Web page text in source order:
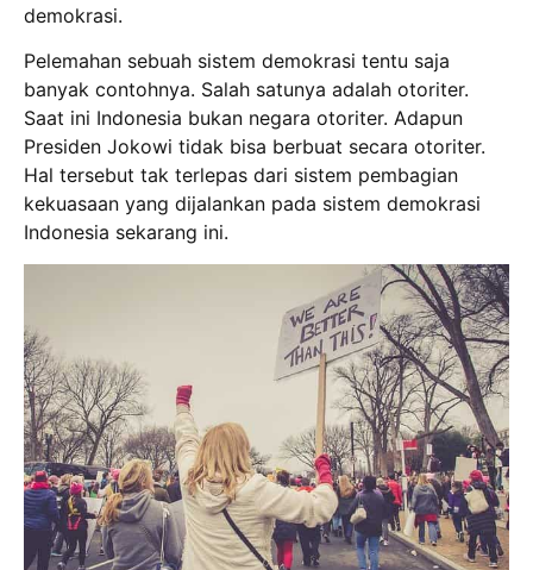
demokrasi.
Pelemahan sebuah sistem demokrasi tentu saja
banyak contohnya. Salah satunya adalah otoriter.
Saat ini Indonesia bukan negara otoriter. Adapun
Presiden Jokowi tidak bisa berbuat secara otoriter.
Hal tersebut tak terlepas dari sistem pembagian
kekuasaan yang dijalankan pada sistem demokrasi
Indonesia sekarang ini.